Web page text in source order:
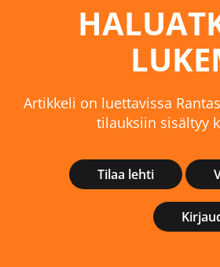
Artikkeli on luettavissa
tilauksiin sisältyy
Tilaa lehti